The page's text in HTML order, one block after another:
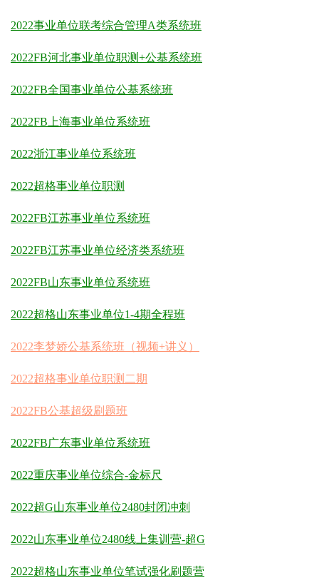
2022事业单位联考综合管理A类系统班
2022FB河北事业单位职测+公基系统班
2022FB全国事业单位公基系统班
2022FB上海事业单位系统班
2022浙江事业单位系统班
2022超格事业单位职测
2022FB江苏事业单位系统班
2022FB江苏事业单位经济类系统班
2022FB山东事业单位系统班
2022超格山东事业单位1-4期全程班
2022李梦娇公基系统班（视频+讲义）
2022超格事业单位职测二期
2022FB公基超级刷题班
2022FB广东事业单位系统班
2022重庆事业单位综合-金标尺
2022超G山东事业单位2480封闭冲刺
2022山东事业单位2480线上集训营-超G
2022超格山东事业单位笔试强化刷题营